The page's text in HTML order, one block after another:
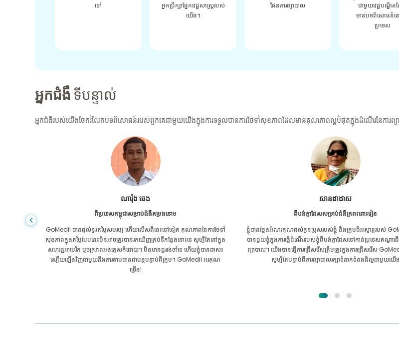
ទៅ
អ្នកប្រឹក្សាផ្នែកវេជ្ជសាស្រ្តរបស់
យើង។
ផែនការព្យាបាល
ជាមួយវេជ្ជបណ្ឌិត
មានបទពិសោធន៍ន
ប្រទេស
អ្នកជំងឺ ទីបន្ទាល់
អ្នកជំងឺរបស់យើងចែករំលែកបទពិសោធន៍របស់ពួកគេជាមួយយើងក្នុងការទទួលបានការថែទាំសុខភាពដែលមានគុណភាពល្អបំផុតក្នុងដំណើរនៃការព្
សានដាដាស
ពីបង់ក្លាដែសសម្រាប់ជំងឺក្រពះពោះវៀន
ខ្ញុំបានថ្លែងអំណរគុណដល់កូនប្រុសរបស់ខ្ញុំ និងក្រុមដ៏អស្ចារ្យរបស់ GoMedii ដែល
បានជួយខ្ញុំក្នុងការធ្វើដំណើររបស់ខ្ញុំពីបង់ក្លាដែសទៅកាន់ប្រទេសឥណ្ឌាដើម្បីទទួលការ
ព្យាបាល។ យើងបានធ្វើការជ្រើសរើសត្រឹមត្រូវក្នុងការជ្រើសរើស GoMedii ។ ពួកគេ
សូម្បីតែបន្ទាប់ពីការព្យាបាលរក្សាទំនាក់ទំនងដ៏ល្អជាមួយយើង
Furkanul អ៊ីស្លាម
ពីបង់ក្លាដែសសម្រាប់ការប្តូរតំរងនោម
ខ្ញុំ​បាន​ផ្តល់​ក្តី​សង្ឃឹម​ទាំង​អស់​ថា ខ្ញុំ​នឹង​អាច​ទទួល​បាន​ការ​ព្យាបាល​គ្រប់​ប្
បញ្ហា​តម្រងនោម​របស់​ខ្ញុំ។ វាគ្រាន់តែបន្ទាប់ពីខ្ញុំបានឆ្លងកាត់
ព្រះគុណរបស់អល់ឡោះហើយបានទាក់ទងពួកគេ។